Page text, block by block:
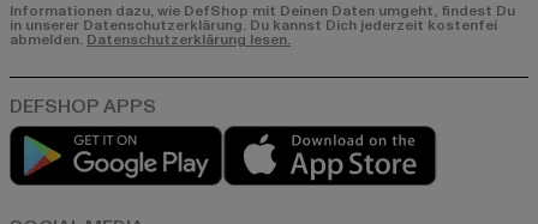
Informationen dazu, wie DefShop mit Deinen Daten umgeht, findest Du
in unserer Datenschutzerklärung. Du kannst Dich jederzeit kostenfei
abmelden. Datenschutzerklärung lesen.
Play market